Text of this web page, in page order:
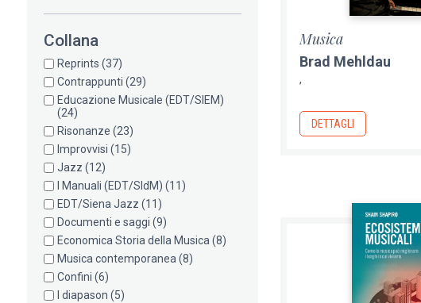
Collana
Reprints (37)
Contrappunti (29)
Educazione Musicale (EDT/SIEM)
(24)
Risonanze (23)
Improvvisi (15)
Jazz (12)
I Manuali (EDT/SIdM) (11)
EDT/Siena Jazz (11)
Documenti e saggi (9)
Economica Storia della Musica (8)
Musica contemporanea (8)
Confini (6)
I diapason (5)
Musica
Brad Mehldau
DETTAGLI